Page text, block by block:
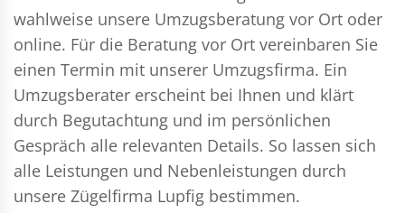
wahlweise unsere Umzugsberatung vor Ort oder
online. Für die Beratung vor Ort vereinbaren Sie
einen Termin mit unserer Umzugsfirma. Ein
Umzugsberater erscheint bei Ihnen und klärt
durch Begutachtung und im persönlichen
Gespräch alle relevanten Details. So lassen sich
alle Leistungen und Nebenleistungen durch
unsere Zügelfirma Lupfig bestimmen.